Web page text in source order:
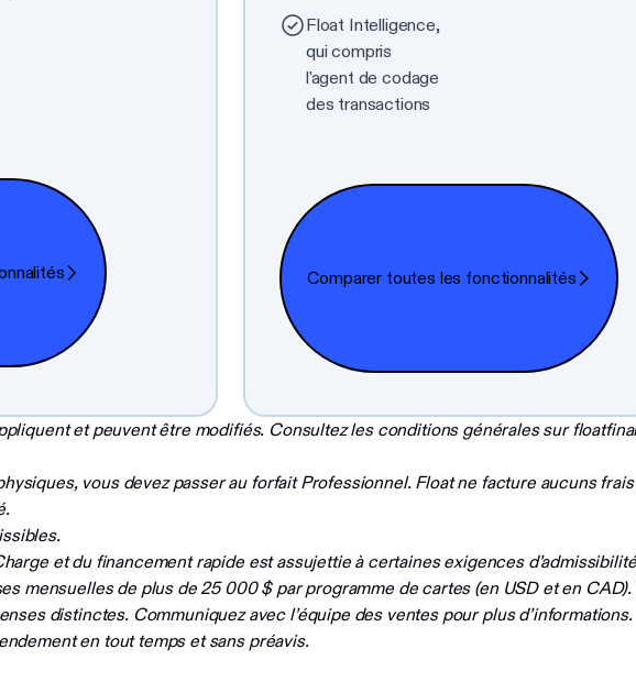
Float Intelligence,
qui compris
l'agent de codage
des transactions
Comparer toutes les fonctionnalités
Comparer toutes les fonctionnalités
et peuvent être modifiés. Consultez les conditions générales sur
vous devez passer au forfait Professionnel. Float ne facture aucuns
et du financement rapide est assujettie à certaines exigences
mensuelles de plus de 25 000 $ par programme de cartes (en USD et en
distinctes. Communiquez avec l’équipe des ventes pour plus d’informations.
en tout temps et sans préavis.